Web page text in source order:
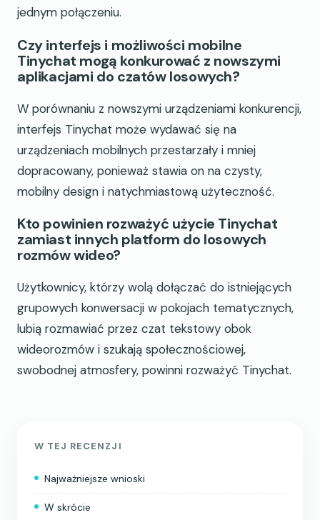
jednym połączeniu.
Czy interfejs i możliwości mobilne
Tinychat mogą konkurować z nowszymi
aplikacjami do czatów losowych?
W porównaniu z nowszymi urządzeniami konkurencji,
interfejs Tinychat może wydawać się na
urządzeniach mobilnych przestarzały i mniej
dopracowany, ponieważ stawia on na czysty,
mobilny design i natychmiastową użyteczność.
Kto powinien rozważyć użycie Tinychat
zamiast innych platform do losowych
rozmów wideo?
Użytkownicy, którzy wolą dołączać do istniejących
grupowych konwersacji w pokojach tematycznych,
lubią rozmawiać przez czat tekstowy obok
wideorozmów i szukają społecznościowej,
swobodnej atmosfery, powinni rozważyć Tinychat.
W TEJ RECENZJI
Najważniejsze wnioski
W skrócie